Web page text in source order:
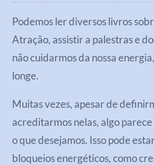
Podemos ler diversos livros
Atração, assistir a palestras e
não cuidarmos da nossa
longe.
Muitas vezes, apesar de
acreditarmos nelas, algo
o que desejamos. Isso pode
bloqueios energéticos, como